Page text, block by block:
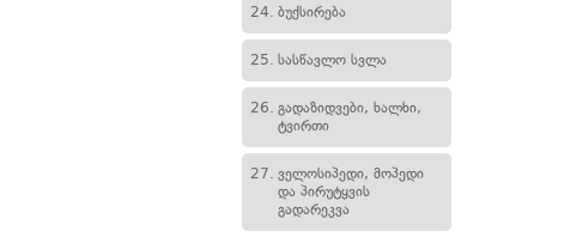
24. ბუქსირება
25. სასწავლო სვლა
26. გადაზიდვები, ხალხი,
ტვირთი
27. ველოსიპედი, მოპედი
და პირუტყვის
გადარეკვა